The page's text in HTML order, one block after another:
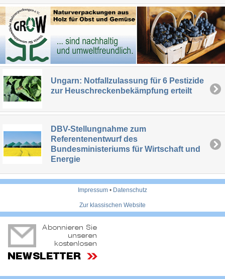
Ungarn: Notfallzulassung für 6 Pestizide
zur Heuschreckenbekämpfung erteilt
DBV-Stellungnahme zum
Referentenentwurf des
Bundesministeriums für Wirtschaft und
Energie
Impressum • Datenschutz
Zur klassischen Website